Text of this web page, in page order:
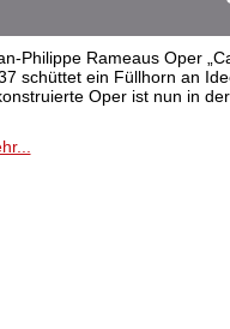
Philippe Rameaus Oper
schüttet ein Füllhorn an
Oper ist nun in